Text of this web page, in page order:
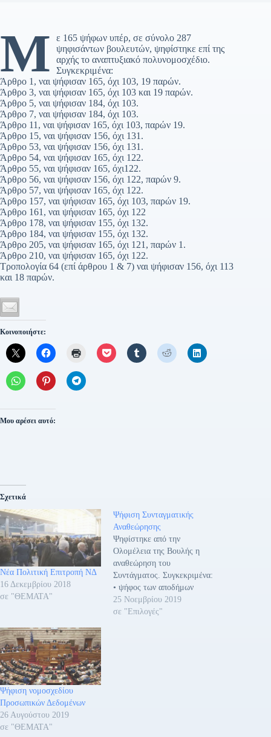
Μ
ε 165 ψήφων υπέρ, σε σύνολο 287
ψηφισάντων βουλευτών, ψηφίστηκε επί της
αρχής το αναπτυξιακό πολυνομοσχέδιο.
Συγκεκριμένα:
Άρθρο 1, ναι ψήφισαν 165, όχι 103, 19 παρών.
Άρθρο 3, ναι ψήφισαν 165, όχι 103 και 19 παρών.
Άρθρο 5, ναι ψήφισαν 184, όχι 103.
Άρθρο 7, ναι ψήφισαν 184, όχι 103.
Άρθρο 11, ναι ψήφισαν 165, όχι 103, παρών 19.
Άρθρο 15, ναι ψήφισαν 156, όχι 131.
Άρθρο 53, ναι ψήφισαν 156, όχι 131.
Άρθρο 54, ναι ψήφισαν 165, όχι 122.
Άρθρο 55, ναι ψήφισαν 165, όχι122.
Άρθρο 56, ναι ψήφισαν 156, όχι 122, παρών 9.
Άρθρο 57, ναι ψήφισαν 165, όχι 122.
Άρθρο 157, ναι ψήφισαν 165, όχι 103, παρών 19.
Άρθρο 161, ναι ψήφισαν 165, όχι 122
Άρθρο 178, ναι ψήφισαν 155, όχι 132.
Άρθρο 184, ναι ψήφισαν 155, όχι 132.
Άρθρο 205, ναι ψήφισαν 165, όχι 121, παρών 1.
Άρθρο 210, ναι ψήφισαν 165, όχι 122.
Τροπολογία 64 (επί άρθρου 1 & 7) ναι ψήφισαν 156, όχι 113
και 18 παρών.
Κοινοποιήστε:
Μου αρέσει αυτό:
Σχετικά
Νέα Πολιτική Επιτροπή ΝΔ
16 Δεκεμβρίου 2018
σε "ΘΕΜΑΤΑ"
Ψήφιση Συνταγματικής
Αναθεώρησης
Ψηφίστηκε από την
Ολομέλεια της Βουλής η
αναθεώρηση του
Συντάγματος. Συγκεκριμένα:
• ψήφος των αποδήμων
Άρθρο 54 πέρασε με
ευρύτατη πλειοψηφία 212
25 Νοεμβρίου 2019
σε "Επιλογές"
Ψήφιση νομοσχεδίου
Προσωπικών Δεδομένων
26 Αυγούστου 2019
σε "ΘΕΜΑΤΑ"